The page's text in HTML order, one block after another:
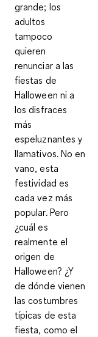
grande; los
adultos
tampoco
quieren
renunciar a las
fiestas de
Halloween ni a
los disfraces
más
espeluznantes y
llamativos. No en
vano, esta
festividad es
cada vez más
popular. Pero
¿cuál es
realmente el
origen de
Halloween? ¿Y
de dónde vienen
las costumbres
típicas de esta
fiesta, como el